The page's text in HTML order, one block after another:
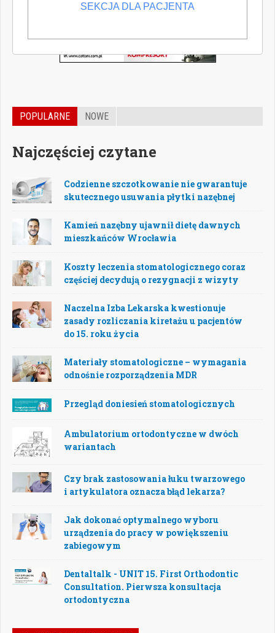
POPULARNE NOWE
Najczęściej czytane
Codzienne szczotkowanie nie gwarantuje
skutecznego usuwania płytki nazębnej
Kamień nazębny ujawnił dietę dawnych
mieszkańców Wrocławia
Koszty leczenia stomatologicznego coraz
częściej decydują o rezygnacji z wizyty
Naczelna Izba Lekarska kwestionuje
zasady rozliczania kiretażu u pacjentów
do 15. roku życia
Materiały stomatologiczne – wymagania
odnośnie rozporządzenia MDR
Przegląd doniesień stomatologicznych
Ambulatorium ortodontyczne w dwóch
wariantach
Czy brak zastosowania łuku twarzowego
i artykulatora oznacza błąd lekarza?
Jak dokonać optymalnego wyboru
urządzenia do pracy w powiększeniu
zabiegowym
Dentaltalk - UNIT 15. First Orthodontic
Consultation. Pierwsza konsultacja
ortodontyczna
SEKCJA DLA PACJENTA